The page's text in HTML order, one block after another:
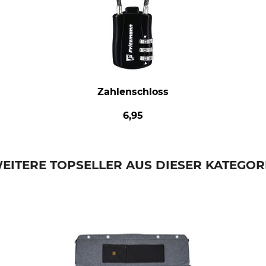
Zahlenschloss
6,95
TOPSELLER AUS DIESER